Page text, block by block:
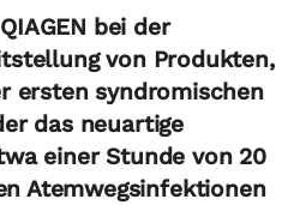
bei der
von Produkten,
ersten syndromischen
das neuartige
einer Stunde von 20
Atemwegsinfektionen